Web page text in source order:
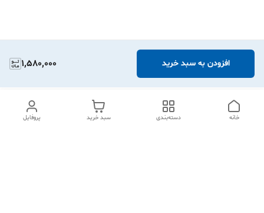
1,580,000 افزودن به سبد خرید
پروفایل سبد خرید دسته‌بندی خانه